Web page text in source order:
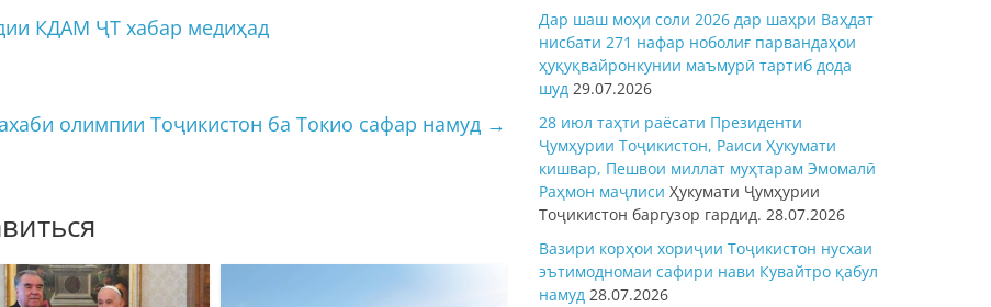
КДАМ ҶТ хабар медиҳад
олимпии Тоҷикистон ба Токио сафар намуд →
Дар шаш моҳи соли 2026 дар шаҳри Ваҳдат
нисбати 271 нафар ноболиғ парвандаҳои
ҳуқуқвайронкунии маъмурӣ тартиб дода
шуд 29.07.2026
28 июл таҳти раёсати Президенти
Ҷумҳурии Тоҷикистон, Раиси Ҳукумати
кишвар, Пешвои миллат муҳтарам Эмомалӣ
Раҳмон маҷлиси Ҳукумати Ҷумҳурии
Тоҷикистон баргузор гардид. 28.07.2026
Вазири корҳои хориҷии Тоҷикистон нусхаи
эътимодномаи сафири нави Кувайтро қабул
намуд 28.07.2026